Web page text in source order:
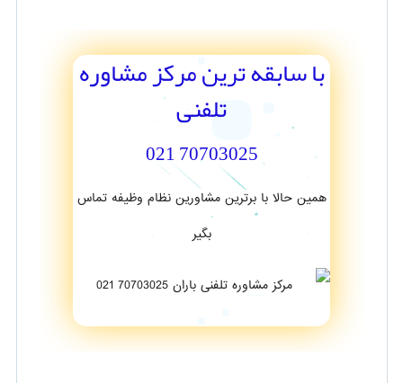
با سابقه ترین مرکز مشاوره
تلفنی
70703025 021
همین حالا با برترین مشاورین نظام وظیفه تماس
بگیر